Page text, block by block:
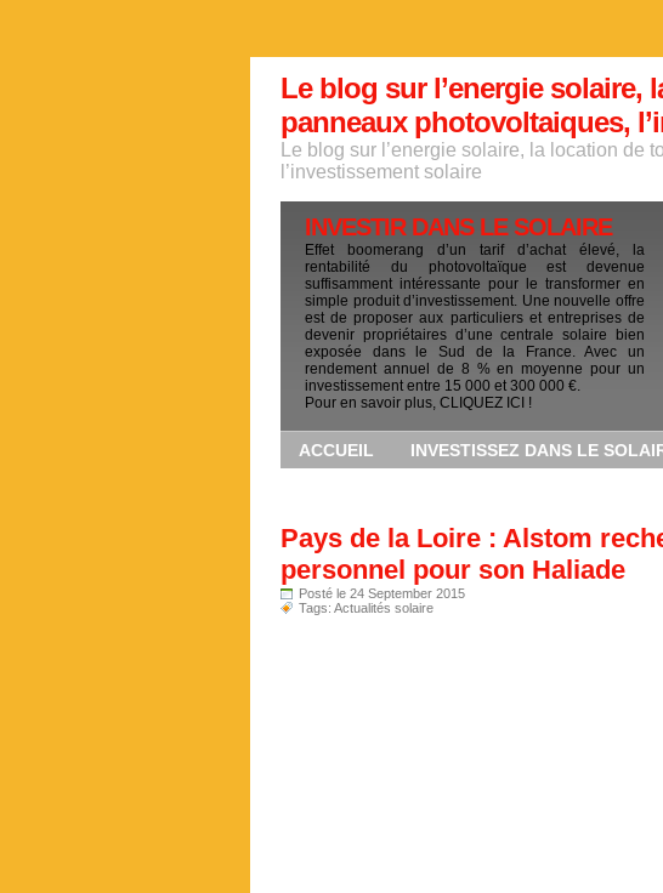
Le blog sur l’energie solaire,
panneaux photovoltaiques,
Le blog sur l’energie solaire, la location de
l’investissement solaire
INVESTIR DANS LE SOLAIRE
Effet boomerang d’un tarif d’achat élevé, la
rentabilité du photovoltaïque est devenue
suffisamment intéressante pour le transformer en
simple produit d’investissement. Une nouvelle offre
est de proposer aux particuliers et entreprises de
devenir propriétaires d’une centrale solaire bien
exposée dans le Sud de la France. Avec un
rendement annuel de 8 % en moyenne pour un
investissement entre 15 000 et 300 000 €.
Pour en savoir plus, CLIQUEZ ICI !
ACCUEIL INVESTISSEZ DANS LE
Pays de la Loire : Alstom
personnel pour son Haliade
Posté le 24 September 2015
Tags: Actualités solaire